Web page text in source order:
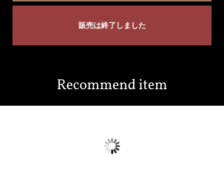
販売は終了しました